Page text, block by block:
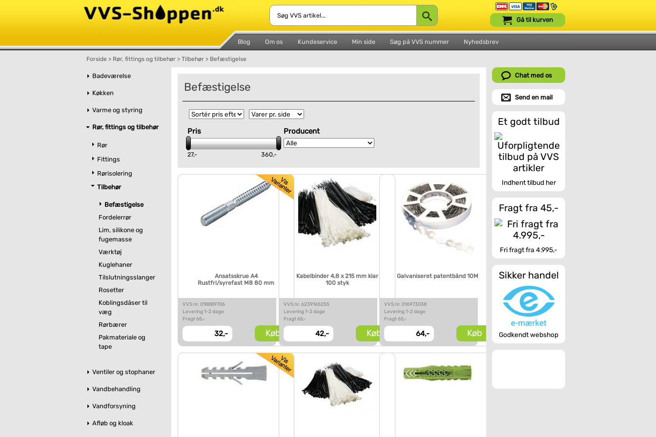
Blog Om os Kundeservice Min side Søg på VVS nummer Nyhedsbrev
Gå til kurven
Forside > Rør, fittings og tilbehør > Tilbehør > Befæstigelse
Badeværelse
Køkken
Varme og styring
Rør, fittings og tilbehør
Rør
Fittings
Rørisolering
Tilbehør
Befæstigelse
Fordelerrør
Lim, silikone og
fugemasse
Værktøj
Kuglehaner
Tilslutningsslanger
Rosetter
Koblingsdåser til
væg
Rørbærer
Pakmateriale og
tape
Ventiler og stophaner
Vandbehandling
Vandforsyning
Afløb og kloak
Befæstigelse
Pris
27,- 360,-
Producent
Ansatsskrue A4
Rustfri/syrefast M8 80 mm
VVS nr. 018889706
Levering 1-2 dage
Fragt 65,-
32,- Køb
Kabelbinder 4,8 x 215 mm klar
100 styk
VVS nr. 6239165255
Levering 1-2 dage
Fragt 65,-
42,- Køb
Galvaniseret patentbånd 10M
VVS nr. 016973038
Levering 1-2 dage
Fragt 65,-
64,- Køb
Chat med os
Send en mail
Et godt tilbud
Indhent tilbud her
Fragt fra 45,-
Fri fragt fra 4.995,-
Sikker handel
Godkendt webshop